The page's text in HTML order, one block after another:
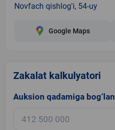
Novfach qishlog'i, 54-uy
Google Maps
Zakalat kalkulyatori
Auksion qadamiga